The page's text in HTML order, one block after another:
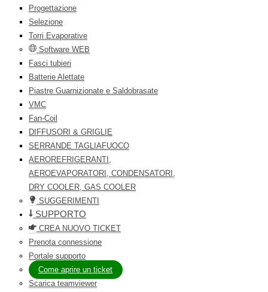
Progettazione
Selezione
Torri Evaporative
Software WEB
Fasci tubieri
Batterie Alettate
Piastre Guarnizionate e Saldobrasate
VMC
Fan-Coil
DIFFUSORI & GRIGLIE
SERRANDE TAGLIAFUOCO
AEROREFRIGERANTI,
AEROEVAPORATORI, CONDENSATORI,
DRY COOLER, GAS COOLER
SUGGERIMENTI
SUPPORTO
CREA NUOVO TICKET
Prenota connessione
Portale supporto
Come aprire un ticket
Scarica teamviewer